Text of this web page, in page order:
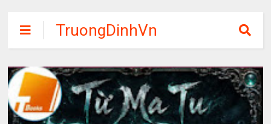
TruongDinhVn
Chia sẽ ebook,
các khóa học,
phần mềm học
tập miễn phí